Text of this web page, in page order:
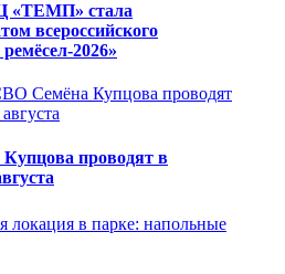
«ТЕМП» стала
всероссийского
2026»
проводят в